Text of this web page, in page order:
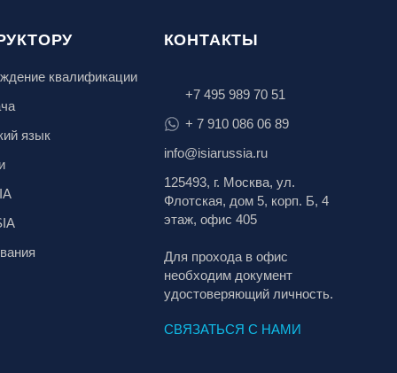
квалификации
язык
КОНТАКТЫ
+7 495 989 70 51
+ 7 910 086 06 89
info@isiarussia.ru
125493, г. Москва, ул.
Флотская, дом 5, корп. Б, 4
этаж, офис 405
Для прохода в офис
необходим документ
удостоверяющий личность.
СВЯЗАТЬСЯ С НАМИ